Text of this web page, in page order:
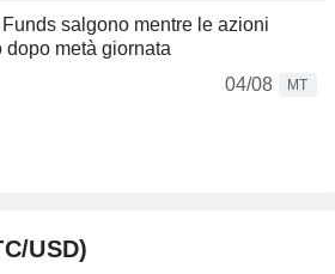
salgono mentre le azioni
metà giornata
04/08
MT
USD)